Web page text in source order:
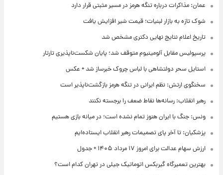
عمان: مذاکرات درباره تنگه هرمز در مسیر مثبتی قرار دارد
شوک تازه به بازار لبنیات؛ قیمت شیر افزایش یافت
تاریخ اعلام نتایج نهایی دکتری مشخص شد
پرسپولیس مقابل آلومینیوم متوقف شد؛ پایان شکست‌ناپذیری تارتار
استایل سحر دولتشاهی با لباس چروک خبرساز شد + عکس
سخنگوی ارتش: نظم ایرانی در تنگه هرمز بازگشت‌ناپذیر است
رهبر انقلاب: رسانه‌ها نقاط ضعف را برجسته نکنند
ونس: جنگ با ایران هنوز تمام نشده است؛ در میانه بازی هستیم
پزشکیان: تا آخر پای تصمیمات رهبر انقلاب ایستاده‌ایم
ارزش سهام عدالت برای امروز ۱۷ مرداد ۱۴۰۵ + جدول
بهترین تعمیرگاه گیربکس اتوماتیک جیلی در تهران کدام است؟